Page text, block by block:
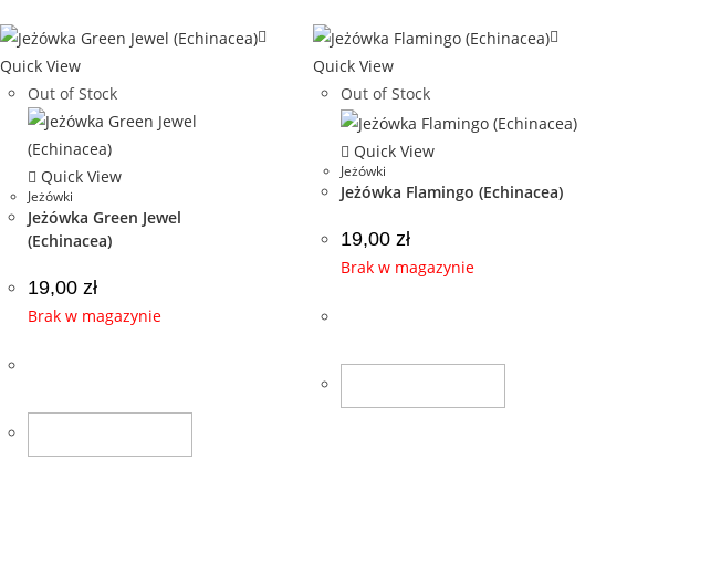
Quick View
Out of Stock
Quick View
Jeżówki
Jeżówka Green Jewel
(Echinacea)
19,00 zł
Brak w magazynie
Quick View
Out of Stock
Quick View
Jeżówki
Jeżówka Flamingo (Echinacea)
19,00 zł
Brak w magazynie